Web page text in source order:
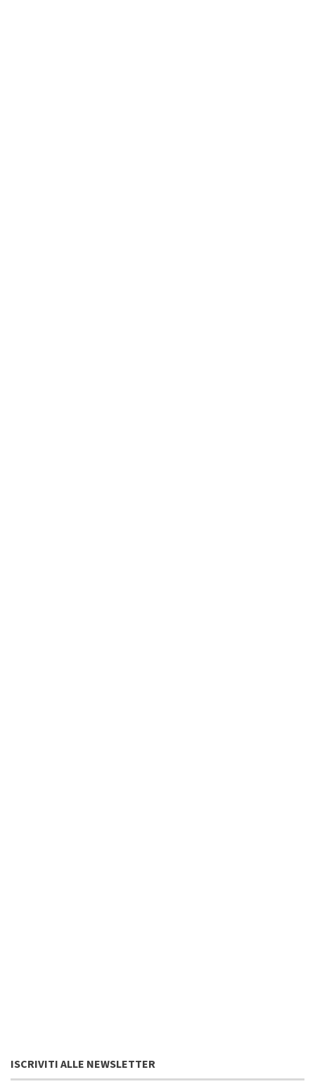
ISCRIVITI ALLE NEWSLETTER